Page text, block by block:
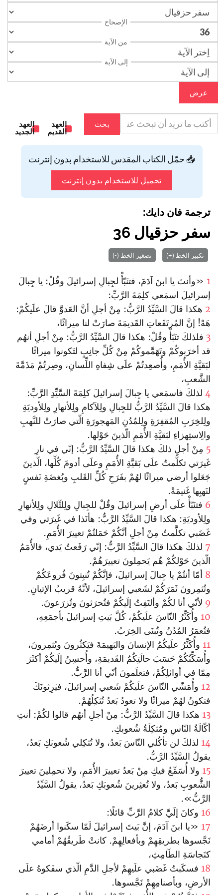
الإصحاح
من الآية
إلى الآية
عرض
بحث
العهد
القديم
العهد
الجديد
📥 حمّل الكتاب المقدس للاستخدام بدون إنترنت
تحميل للاستخدام بدون إنترنت
ترجمة فان دايك:
سفر حزقيال 36
تكبير الخط (+) تصغير الخط (-)
1 «وأنتَ يا ابنَ آدَمَ، فتنَبّأْ لجِبالِ إسرائيلَ وقُلْ: يا جِبالَ
إسرائيلَ اسمَعي كلِمَةَ الرَّبِّ:
2 هكذا قالَ السَّيِّدُ الرَّبُّ: مِنْ أجلِ أنَّ العَدوَّ قالَ علَيكُمْ:
هَهْ! إنَّ المُرتَفَعاتِ القَديمَةَ صارَتْ لنا ميراثًا،
3 فلذلكَ تنَبّأْ وقُلْ: هكذا قالَ السَّيِّدُ الرَّبُّ: مِنْ أجلِ أنهُم
قد أخرَبوكُمْ وتَهَمَّموكُمْ مِنْ كُلِّ جانِبٍ لتَكونوا ميراثًا
لبَقيَّةِ الأُمَمِ، وأُصعِدتُمْ علَى شِفاهِ اللِّسانِ، وصِرتُمْ مَذَمَّةَ
الشَّعبِ،
4 لذلكَ فاسمَعي يا جِبالَ إسرائيلَ كلِمَةَ السَّيِّدِ الرَّبِّ:
هكذا قالَ السَّيِّدُ الرَّبُّ للجِبالِ ولِلآكامِ ولِلأنهارِ ولِلأوديَةِ
ولِلخِرَبِ المُقفِرَةِ ولِلمُدُنِ المَهجورَةِ الّتي صارَتْ للنَّهبِ
والِاستِهزاءِ لبَقيَّةِ الأُمَمِ الّذينَ حَوْلها.
5 مِنْ أجلِ ذلكَ هكذا قالَ السَّيِّدُ الرَّبُّ: إنّي في نارِ
غَيرَتي تكلَّمتُ علَى بَقيَّةِ الأُمَمِ وعلَى أدومَ كُلِّها، الّذينَ
جَعَلوا أرضي ميراثًا لهُمْ بفَرَحِ كُلِّ القَلبِ وبُغضَةِ نَفسٍ
لنَهبِها غَنيمَةً.
6 فتنَبّأْ علَى أرضِ إسرائيلَ وقُلْ للجِبالِ ولِلتِّلالِ ولِلأنهارِ
ولِلأوديَةِ: هكذا قالَ السَّيِّدُ الرَّبُّ: هأنَذا في غَيرَتي وفي
غَضَبي تكلَّمتُ مِنْ أجلِ أنَّكُمْ حَمَلتُمْ تعييرَ الأُمَمِ.
7 لذلكَ هكذا قالَ السَّيِّدُ الرَّبُّ: إنّي رَفَعتُ يَدي، فالأُمَمُ
الّذينَ حَوْلكُمْ هُم يَحمِلونَ تعييرَهُمْ.
8 أمّا أنتُمْ يا جِبالَ إسرائيلَ، فإنَّكُمْ تُنبِتونَ فُروعَكُمْ
وتُثمِرونَ ثَمَرَكُمْ لشَعبي إسرائيلَ، لأنَّهُ قريبُ الإتيانِ.
9 لأنّي أنا لكُمْ وألتَفِتُ إلَيكُمْ فتُحرَثونَ وتُزرَعونَ.
10 وأُكَثِّرُ النّاسَ علَيكُمْ، كُلَّ بَيتِ إسرائيلَ بأجمَعِهِ،
فتُعمَرُ المُدُنُ وتُبنَى الخِرَبُ.
11 وأُكَثِّرُ علَيكُمُ الإنسانَ والبَهيمَةَ فيَكثُرونَ ويُثمِرونَ،
وأُسَكِّنُكُمْ حَسَبَ حالَتِكُمُ القَديمَةِ، وأُحسِنُ إلَيكُمْ أكثَرَ
مِمّا في أوائلِكُمْ، فتعلَمونَ أنّي أنا الرَّبُّ.
12 وأُمَشّي النّاسَ علَيكُمْ شَعبي إسرائيلَ، فيَرِثونَكَ
فتكونُ لهُمْ ميراثًا ولا تعودُ بَعدُ تُثكِلُهُمْ.
13 هكذا قالَ السَّيِّدُ الرَّبُّ: مِنْ أجلِ أنهُم قالوا لكُمْ: أنتِ
أكّالَةُ النّاسِ ومُثكِلَةُ شُعوبكِ.
14 لذلكَ لن تأكُلي النّاسَ بَعدُ، ولا تُثكِلي شُعوبَكِ بَعدُ،
يقولُ السَّيِّدُ الرَّبُّ.
15 ولا أُسَمِّعُ فيكِ مِنْ بَعدُ تعييرَ الأُمَمِ، ولا تحمِلينَ تعييرَ
الشُّعوبِ بَعدُ، ولا تُعثِرينَ شُعوبَكِ بَعدُ، يقولُ السَّيِّدُ
الرَّبُّ».
16 وكانَ إلَيَّ كلامُ الرَّبِّ قائلًا:
17 «يا ابنَ آدَمَ، إنَّ بَيتَ إسرائيلَ لَمّا سكَنوا أرضَهُمْ
نَجَّسوها بطريقِهِمْ وبأفعالِهِمْ. كانتْ طَريقُهُمْ أمامي
كنَجاسَةِ الطّامِثِ،
18 فسكَبتُ غَضَبي علَيهِمْ لأجلِ الدَّمِ الّذي سفَكوهُ علَى
الأرضِ، وبأصنامِهِمْ نَجَّسوها.